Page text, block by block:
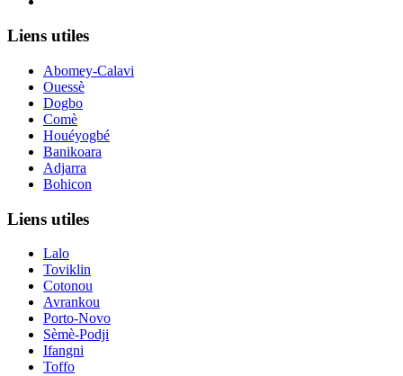
Liens utiles
Abomey-Calavi
Ouessè
Dogbo
Comè
Houéyogbé
Banikoara
Adjarra
Bohicon
Liens utiles
Lalo
Toviklin
Cotonou
Avrankou
Porto-Novo
Sèmè-Podji
Ifangni
Toffo